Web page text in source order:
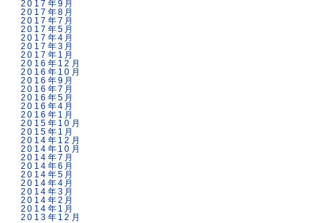
2017年9月
2017年8月
2017年7月
2017年5月
2017年4月
2017年3月
2017年1月
2016年12月
2016年10月
2016年9月
2016年7月
2016年5月
2016年4月
2016年1月
2015年10月
2015年1月
2014年12月
2014年10月
2014年7月
2014年6月
2014年5月
2014年4月
2014年3月
2014年2月
2014年1月
2013年12月